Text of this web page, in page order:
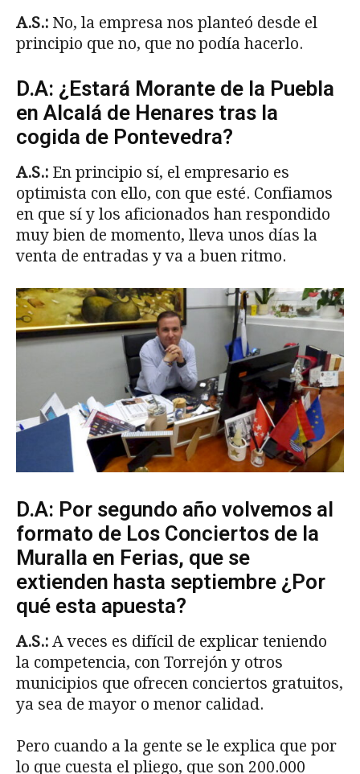
A.S.: No, la empresa nos planteó desde el
principio que no, que no podía hacerlo.
D.A: ¿Estará Morante de la Puebla
en Alcalá de Henares tras la
cogida de Pontevedra?
A.S.: En principio sí, el empresario es
optimista con ello, con que esté. Confiamos
en que sí y los aficionados han respondido
muy bien de momento, lleva unos días la
venta de entradas y va a buen ritmo.
D.A: Por segundo año volvemos al
formato de Los Conciertos de la
Muralla en Ferias, que se
extienden hasta septiembre ¿Por
qué esta apuesta?
A.S.: A veces es difícil de explicar teniendo
la competencia, con Torrejón y otros
municipios que ofrecen conciertos gratuitos,
ya sea de mayor o menor calidad.
Pero cuando a la gente se le explica que por
lo que cuesta el pliego, que son 200.000